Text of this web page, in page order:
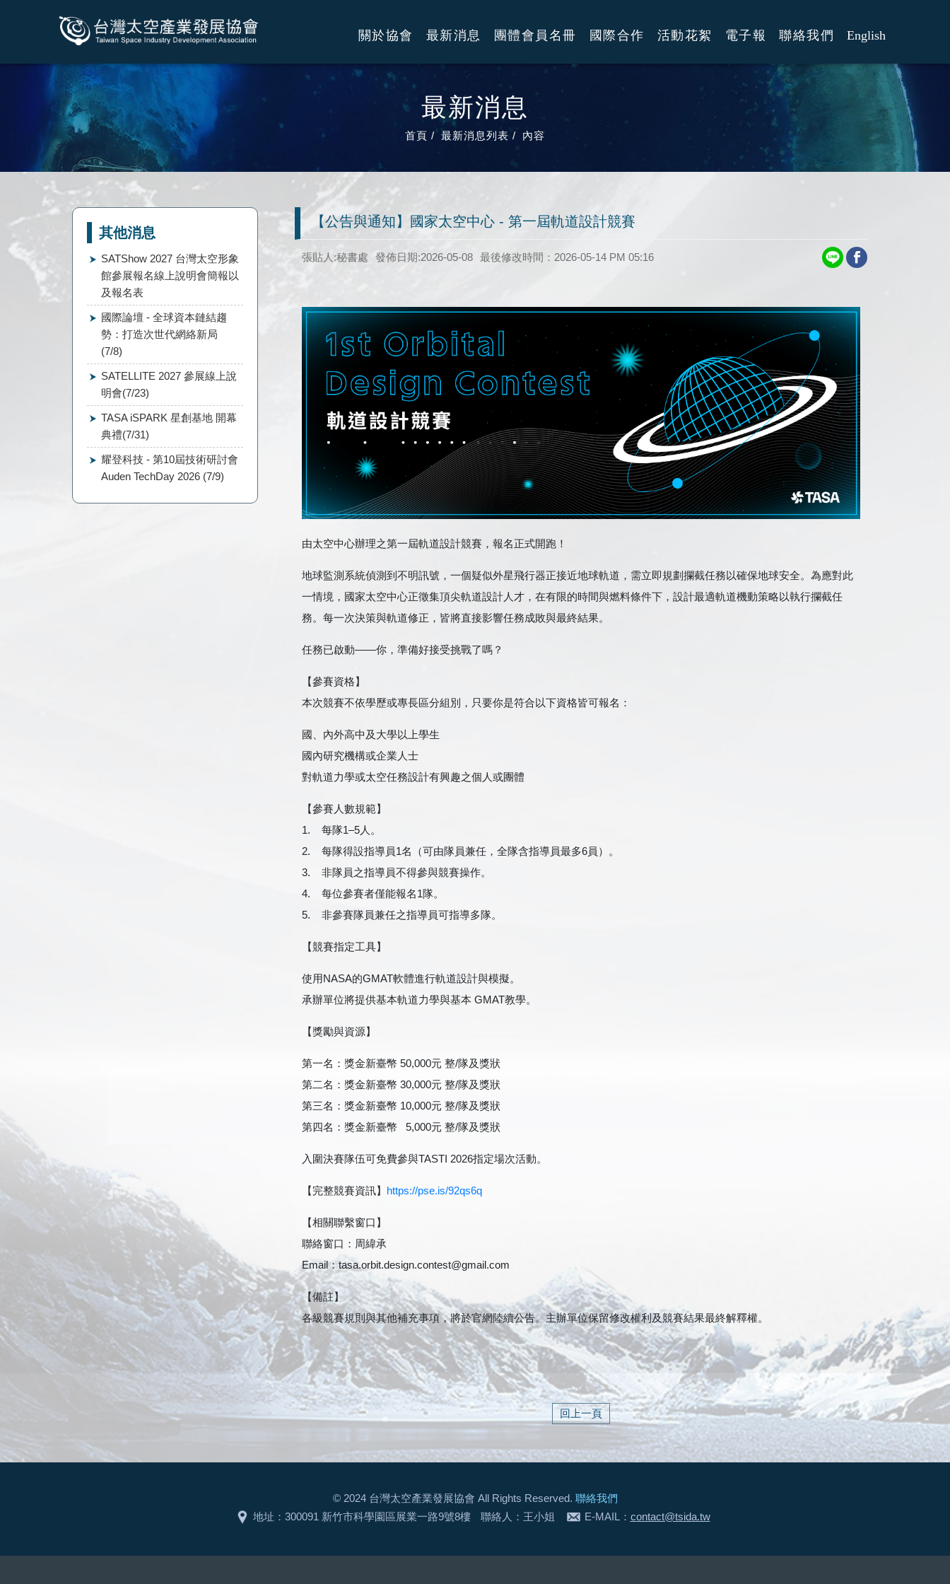
關於協會 最新消息 團體會員名冊 國際合作 活動花絮 電子報 聯絡我們 English
最新消息
首頁 最新消息列表 內容
【公告與通知】國家太空中心 - 第一屆軌道設計競賽
張貼人:秘書處 發佈日期:2026-05-08 最後修改時間：2026-05-14 PM 05:16
由太空中心辦理之第一屆軌道設計競賽，報名正式開跑！
地球監測系統偵測到不明訊號，一個疑似外星飛行器正接近地球軌道，需立即規劃攔截任務以確保地球安全。為應對此
一情境，國家太空中心正徵集頂尖軌道設計人才，在有限的時間與燃料條件下，設計最適軌道機動策略以執行攔截任
務。每一次決策與軌道修正，皆將直接影響任務成敗與最終結果。
任務已啟動——你，準備好接受挑戰了嗎？
【參賽資格】
本次競賽不依學歷或專長區分組別，只要你是符合以下資格皆可報名：
國、內外高中及大學以上學生
國內研究機構或企業人士
對軌道力學或太空任務設計有興趣之個人或團體
【參賽人數規範】
1. 每隊1–5人。
2. 每隊得設指導員1名（可由隊員兼任，全隊含指導員最多6員）。
3. 非隊員之指導員不得參與競賽操作。
4. 每位參賽者僅能報名1隊。
5. 非參賽隊員兼任之指導員可指導多隊。
【競賽指定工具】
使用NASA的GMAT軟體進行軌道設計與模擬。
承辦單位將提供基本軌道力學與基本 GMAT教學。
【獎勵與資源】
第一名：獎金新臺幣 50,000元 整/隊及獎狀
第二名：獎金新臺幣 30,000元 整/隊及獎狀
第三名：獎金新臺幣 10,000元 整/隊及獎狀
第四名：獎金新臺幣 5,000元 整/隊及獎狀
入圍決賽隊伍可免費參與TASTI 2026指定場次活動。
【完整競賽資訊】 https://pse.is/92qs6q
【相關聯繫窗口】
聯絡窗口：周緯承
Email： tasa.orbit.design.contest@gmail.com
【備註】
各級競賽規則與其他補充事項，將於官網陸續公告。主辦單位保留修改權利及競賽結果最終解釋權。
回上一頁
其他消息
SATShow 2027 台灣太空形象
館參展報名線上說明會簡報以
及報名表
國際論壇 - 全球資本鏈結趨
勢：打造次世代網絡新局
(7/8)
SATELLITE 2027 參展線上說
明會(7/23)
TASA iSPARK 星創基地 開幕
典禮(7/31)
耀登科技 - 第10屆技術研討會
Auden TechDay 2026 (7/9)
© 2024 台灣太空產業發展協會 All Rights Reserved. 聯絡我們
地址：300091 新竹市科學園區展業一路9號8樓
聯絡人：王小姐 E-MAIL： contact@tsida.tw